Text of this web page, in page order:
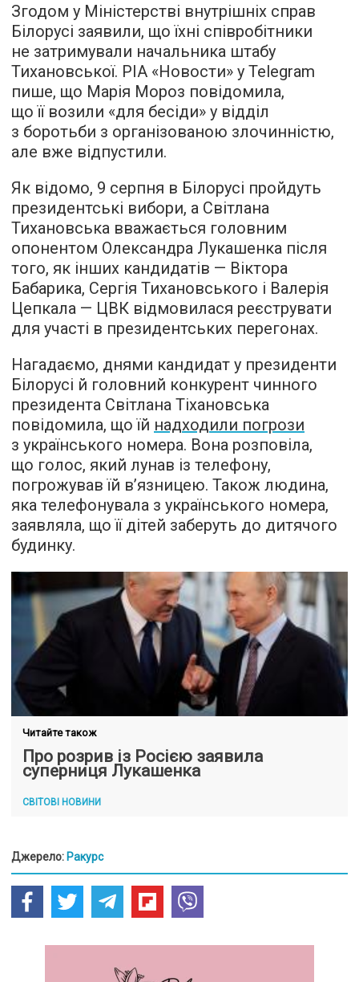
Згодом у Міністерстві внутрішніх справ
Білорусі заявили, що їхні співробітники
не затримували начальника штабу
Тихановської. РІА «Новости» у Telegram
пише, що Марія Мороз повідомила,
що її возили «для бесіди» у відділ
з боротьби з організованою злочинністю,
але вже відпустили.
Як відомо, 9 серпня в Білорусі пройдуть
президентські вибори, а Світлана
Тихановська вважається головним
опонентом Олександра Лукашенка після
того, як інших кандидатів — Віктора
Бабарика, Сергія Тихановського і Валерія
Цепкала — ЦВК відмовилася реєструвати
для участі в президентських перегонах.
Нагадаємо, днями кандидат у президенти
Білорусі й головний конкурент чинного
президента Світлана Тіхановська
повідомила, що їй надходили погрози
з українського номера. Вона розповіла,
що голос, який лунав із телефону,
погрожував їй в’язницею. Також людина,
яка телефонувала з українського номера,
заявляла, що її дітей заберуть до дитячого
будинку.
Читайте також
Про розрив із Росією заявила
суперниця Лукашенка
СВІТОВІ НОВИНИ
Джерело: Ракурс